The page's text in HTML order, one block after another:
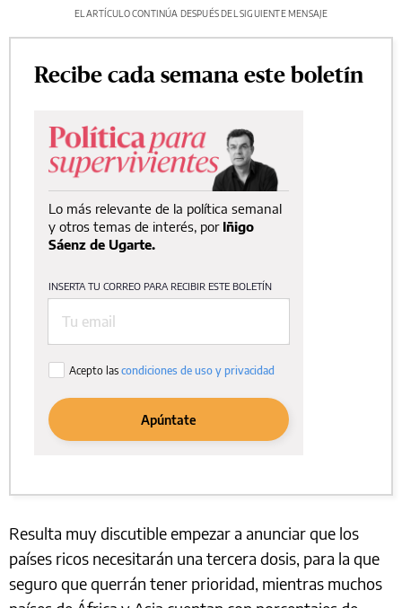
EL ARTÍCULO CONTINÚA DESPUÉS DEL SIGUIENTE MENSAJE
Recibe cada semana este boletín
Resulta muy discutible empezar a anunciar que los
países ricos necesitarán una tercera dosis, para la que
seguro que querrán tener prioridad, mientras muchos